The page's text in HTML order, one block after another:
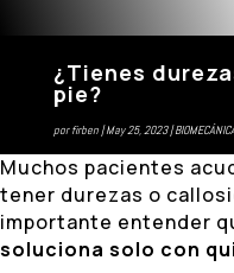
¿Tienes
pie?
porfirben May 25, 2023
Muchos pacientes
tener durezas o
importante entender
soluciona solo con